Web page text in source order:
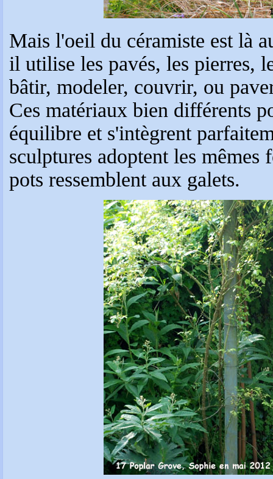
Mais l'oeil du céramiste est là
il utilise les pavés, les pierres,
bâtir, modeler, couvrir, ou
Ces matériaux bien différents
équilibre et s'intègrent
sculptures adoptent les mêmes
pots ressemblent aux galets.